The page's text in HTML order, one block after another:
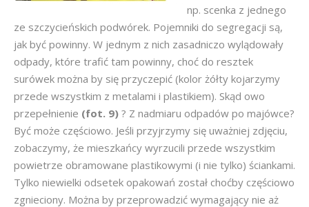
np. scenka z jednego
ze szczycieńskich podwórek. Pojemniki do segregacji są,
jak być powinny. W jednym z nich zasadniczo wylądowały
odpady, które trafić tam powinny, choć do resztek
surówek można by się przyczepić (kolor żółty kojarzymy
przede wszystkim z metalami i plastikiem). Skąd owo
przepełnienie (fot. 9) ? Z nadmiaru odpadów po majówce?
Być może częściowo. Jeśli przyjrzymy się uważniej zdjęciu,
zobaczymy, że mieszkańcy wyrzucili przede wszystkim
powietrze obramowane plastikowymi (i nie tylko) ściankami.
Tylko niewielki odsetek opakowań został choćby częściowo
zgnieciony. Można by przeprowadzić wymagający nie aż